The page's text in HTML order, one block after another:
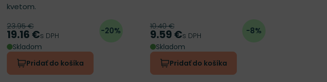
kvetom.
Pôvodná cena
23.95 €
Cena
19.16 €s DPH -20%
Skladom
Pridať do košíka
Pôvodná cena
10.40 €
Cena
9.59 €s DPH -8%
Skladom
Pridať do košíka